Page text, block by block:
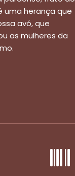
uma herança que
avó, que
as mulheres da